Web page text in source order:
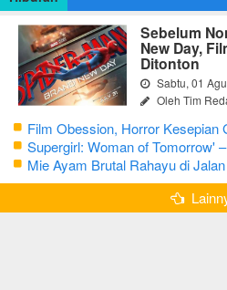
Sebelum
New Day,
Ditonton
Sabtu, 01
Oleh Tim
Film Obession, Horror Kesepian
Supergirl: Woman of Tomorrow'
dalam Narasi Generik
Mie Ayam Brutal Rahayu di
Kuliner dengan Banyak Pilihan